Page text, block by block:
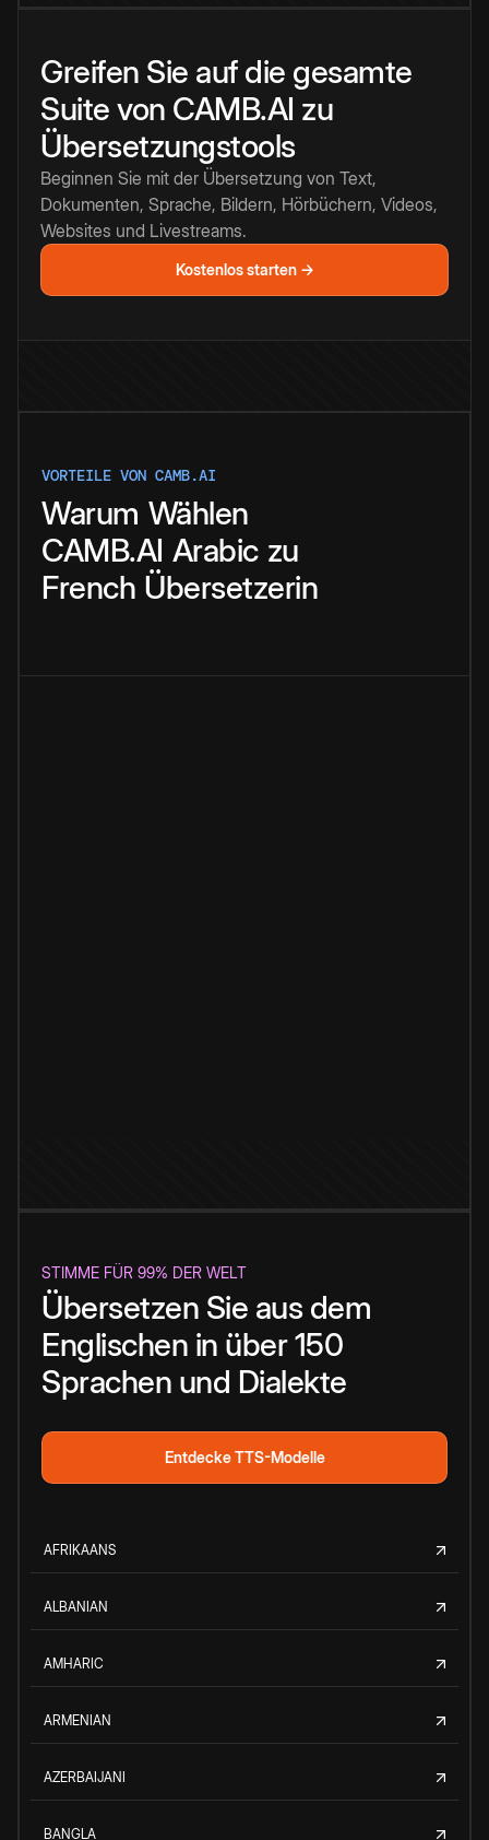
Greifen Sie auf die gesamte
Suite von CAMB.AI zu
Übersetzungstools
Beginnen Sie mit der Übersetzung von Text,
Dokumenten, Sprache, Bildern, Hörbüchern, Videos,
Websites und Livestreams.
Kostenlos starten →
VORTEILE VON CAMB.AI
Warum Wählen
CAMB.AI Arabic zu
French Übersetzerin
STIMME FÜR 99% DER WELT
Übersetzen Sie aus dem
Englischen in über 150
Sprachen und Dialekte
Entdecke TTS-Modelle
AFRIKAANS
ALBANIAN
AMHARIC
ARMENIAN
AZERBAIJANI
BANGLA